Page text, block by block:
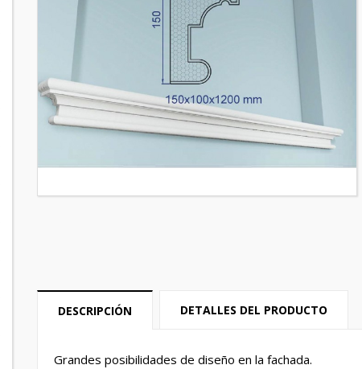
DESCRIPCIÓN DETALLES DEL PRODUCTO
Grandes posibilidades de diseño en la fachada.